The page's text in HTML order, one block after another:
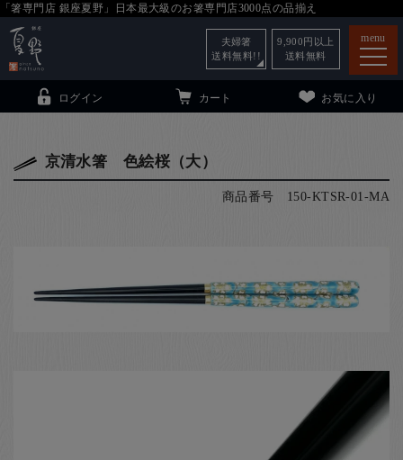
「箸専門店 銀座夏野」日本最大級のお箸専門店3000点の品揃え
menu
小夏について
ログイン カート お気に入り
夫婦箸
送料無料!!
9,900 円以上
送料無料
京清水箸 色絵桜（大）
商品番号 150-KTSR-01-MA